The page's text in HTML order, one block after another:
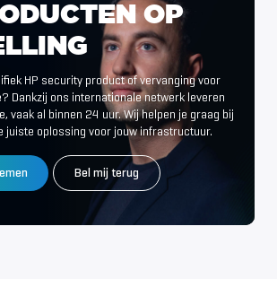
OP
HP security product of vervanging voor
Dankzij ons internationale netwerk leveren
vaak al binnen 24 uur. Wij helpen je graag bij
juiste oplossing voor jouw infrastructuur.
Bel mij terug